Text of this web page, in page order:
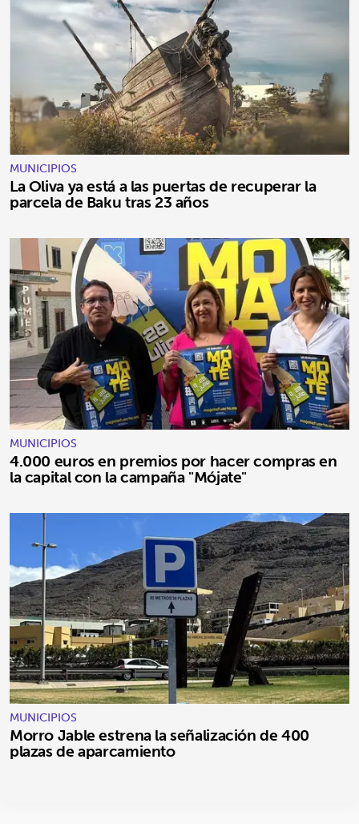
MUNICIPIOS
La Oliva ya está a las puertas de recuperar la
parcela de Baku tras 23 años
MUNICIPIOS
4.000 euros en premios por hacer compras en
la capital con la campaña "Mójate"
MUNICIPIOS
Morro Jable estrena la señalización de 400
plazas de aparcamiento